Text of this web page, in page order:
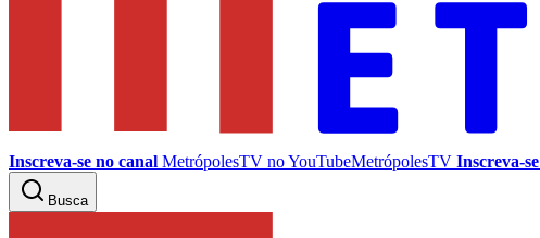
Inscreva-se no canal MetrópolesTV noYouTubeMetrópolesTV Inscreva-se
Busca